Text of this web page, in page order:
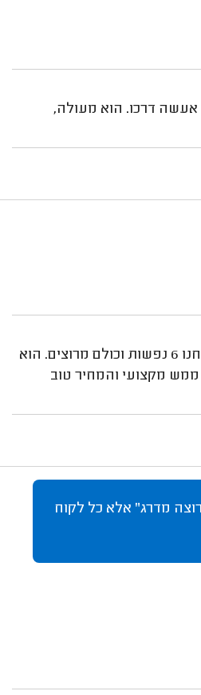
אעשה דרכו. הוא מעולה,
מאוד ממליצה מאוד! הוא סידר לי ולמשפחתי את כל הביטוחים וחסך לנו הרבה כסף. אנחנו 6 נפשות וכולם מרוצים. הוא
מקצועי והמחיר טוב
מדרג" אלא כל לקוח